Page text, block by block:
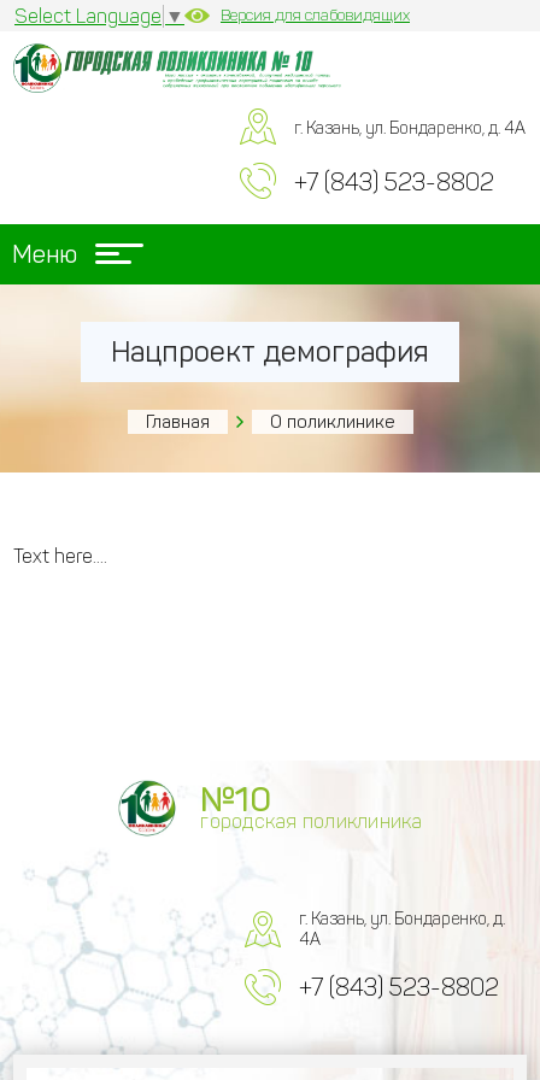
Select Language ▼ Версия для слабовидящих
г. Казань, ул. Бондаренко, д. 4А
+7 (843) 523-8802
Меню
Нацпроект демография
Главная О поликлинике
Text here....
№10
городская поликлиника
г. Казань, ул. Бондаренко, д.
4А
+7 (843) 523-8802